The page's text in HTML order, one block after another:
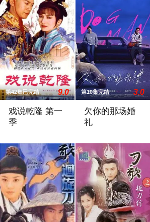
第42集已完结 9.0
戏说乾隆 第一
季
第10集完结 3.0
欠你的那场婚
礼